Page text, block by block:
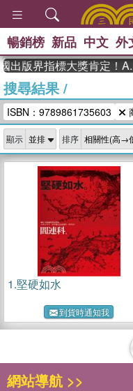
暢銷榜 新品 中文 外
出版界指標大獎肯定！
搜尋結果/
ISBN：9789861735603
顯示 排序
1.堅硬如水
到貨時通知我
網站導航 >>